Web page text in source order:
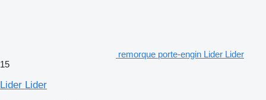
remorque porte-engin Lider Lider
15
Lider Lider